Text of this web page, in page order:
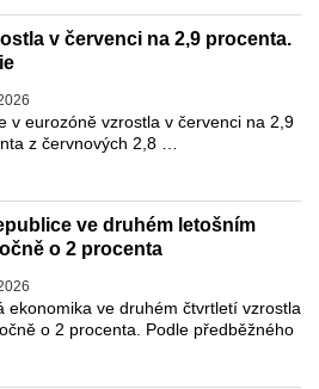
v červenci na 2,9 procenta.
v eurozóně vzrostla v červenci na 2,9
z červnových 2,8 …
ve druhém letošním
o 2 procenta
ekonomika ve druhém čtvrtletí vzrostla
o 2 procenta. Podle předběžného